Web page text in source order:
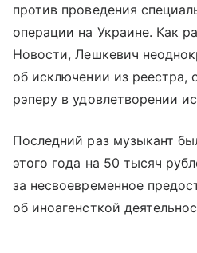
против проведения
операции на Украине. Как
Новости, Лешкевич
об исключении из реестра,
рэперу в удовлетворении
Последний раз музыкант
этого года на 50 тысяч
за несвоевременное
об иноагенсткой